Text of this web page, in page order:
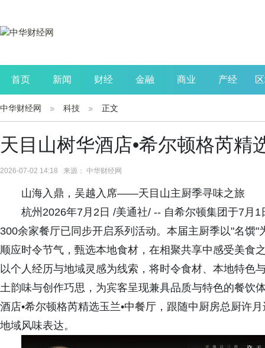
首页 新闻 财经 金融 商业 产经
公司 生活 读书
中华财经网 科技 正文
天目山树华酒店•希尔顿格芮精
2026-07-02 14:18 来源： 中华财经网
山海入鼎，吴越入席——天目山主厨季寻味之旅
杭州2026年7月2日 /美通社/ -- 自希尔顿集团于7月
300余家餐厅已同步开启系列活动。本届主厨季以"名
顺应时令节气，甄选本地食材，在相聚共享中感受美食
以个人经历与地域灵感为线索，将时令食材、本地特色
土韵味与创作巧思，为宾客呈现兼具品质与特色的餐饮
酒店•希尔顿格芮精选玉兰•中餐厅，跟随中厨房总厨许
地域风味表达。